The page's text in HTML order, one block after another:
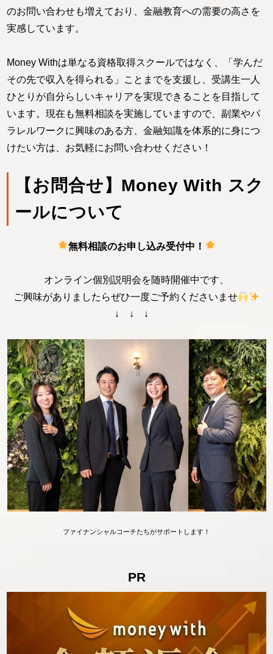
のお問い合わせも増えており、金融教育への需要の高さを
実感しています。
Money Withは単なる資格取得スクールではなく、「学んだ
その先で収入を得られる」ことまでを支援し、受講生一人
ひとりが自分らしいキャリアを実現できることを目指して
います。現在も無料相談を実施していますので、副業やパ
ラレルワークに興味のある方、金融知識を体系的に身につ
けたい方は、お気軽にお問い合わせください！
【お問合せ】Money With スク
ールについて
無料相談のお申し込み受付中！
オンライン個別説明会を随時開催中です、
ご興味がありましたらぜひ一度ご予約くださいませ
↓ ↓ ↓
ファイナンシャルコーチたちがサポートします！
PR